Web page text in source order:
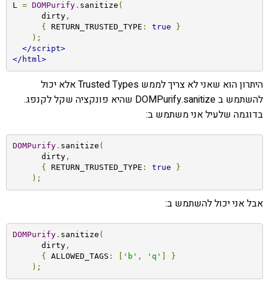
L = DOMPurify. sanitize (
      dirty
,
{
RETURN_TRUSTED_TYPE : true
}
);
</script>
</html>
היתרון הוא שאני לא צריך לממש Trusted Types אלא יכול
להשתמש ב DOMPurify.sanitize שהיא פונקציה שקל לקנפג.
בדוגמה שלעיל אני משתמש ב:
DOMPurify. sanitize (
      dirty
,
{
RETURN_TRUSTED_TYPE : true
}
);
אבל אני יכול להשתמש ב:
DOMPurify. sanitize (
      dirty
,
{
ALLOWED_TAGS : 'b' , 'q'
}
);